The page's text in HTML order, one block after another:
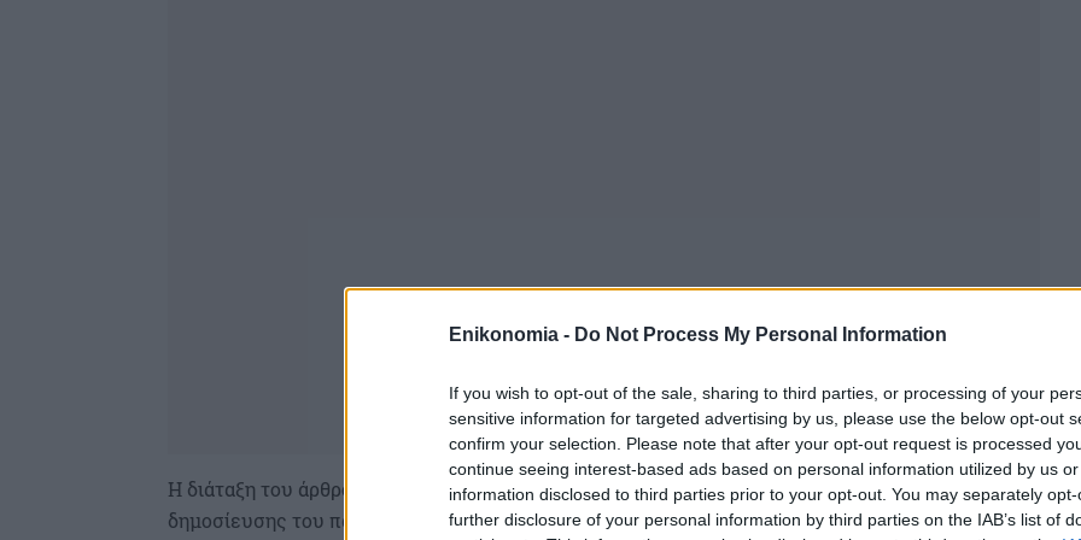
Enikonomia - Do Not Process My Personal Information
If you wish to opt-out of the sale, sharing to third parties, or processing of your
sensitive information for targeted advertising by us, please use the below opt-out
confirm your selection. Please note that after your opt-out request is processed
continue seeing interest-based ads based on personal information utilized by us
information disclosed to third parties prior to your opt-out. You may separately
further disclosure of your personal information by third parties on the IAB’s list of
Η διάταξη του άρθρου 74 του ν.4484/2017 έχει ως εξής: «Σε εκκρεμείς, κατά την ημερομηνία
δημοσίευσης του παρόντος, υποθέσεις ελέγχου επιστροφής φόρου εισοδήματος νομικών